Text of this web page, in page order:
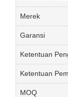
Merek
Garansi
Ketentuan
Ketentuan
MOQ